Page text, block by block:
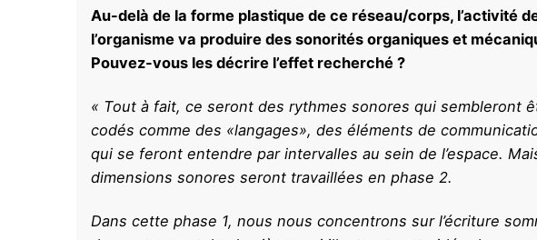
Au-delà de la forme plastique de ce réseau/corps, l’activité
l’organisme va produire des sonorités organiques et
Pouvez-vous les décrire l’effet recherché ?
« Tout à fait, ce seront des rythmes sonores qui sembleront
codés comme des «langages», des éléments de
qui se feront entendre par intervalles au sein de l’espace.
dimensions sonores seront travaillées en phase 2.
Dans cette phase 1, nous nous concentrons sur l’écriture